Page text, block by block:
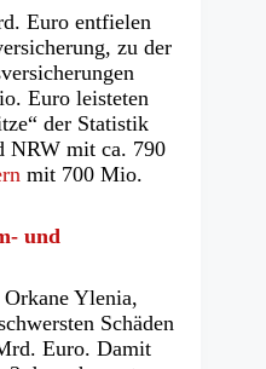
Euro entfielen
zu der
Euro leisteten
der Statistik
NRW mit ca. 790
mit 700 Mio.
und
Ylenia,
Schäden
Euro. Damit